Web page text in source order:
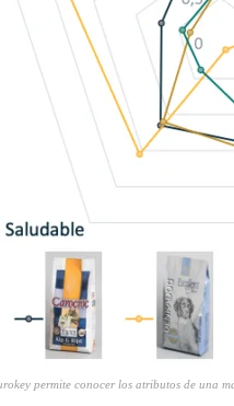
permite conocer los atributos de una